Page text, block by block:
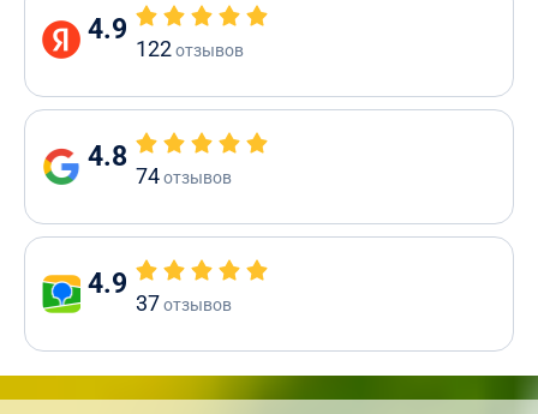
4.9
122отзывов
4.8
74отзывов
4.9
37отзывов